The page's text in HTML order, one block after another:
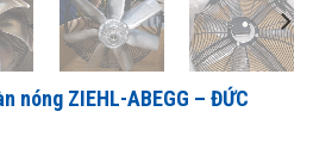
nóng ZIEHL-ABEGG – ĐỨC